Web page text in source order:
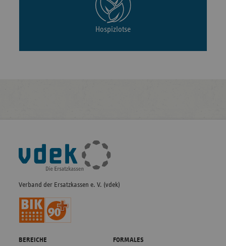
Hospizlotse
Fußleisten-
Navigation
Verband der Ersatzkassen e. V. (vdek)
BEREICHE FORMALES